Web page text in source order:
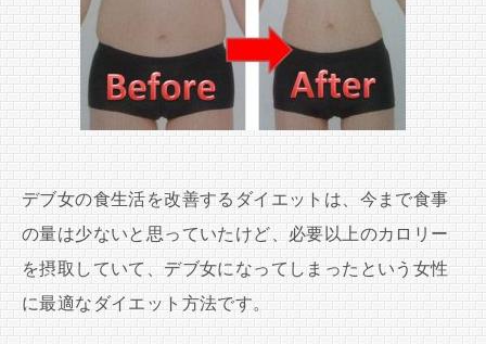
デブ女の食生活を改善するダイエットは、今まで食事
の量は少ないと思っていたけど、必要以上のカロリー
を摂取していて、デブ女になってしまったという女性
に最適なダイエット方法です。